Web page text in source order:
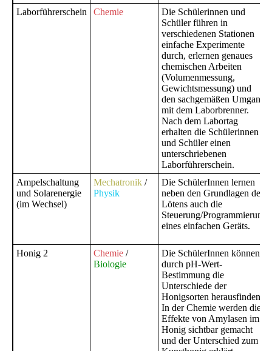
Laborführerschein
Chemie
Die Schülerinnen und
Schüler führen in
verschiedenen Stationen
einfache Experimente
durch, erlernen genaues
chemischen Arbeiten
(Volumenmessung,
Gewichtsmessung) und
den sachgemäßen Umgang
mit dem Laborbrenner.
Nach dem Labortag
erhalten die Schülerinnen
und Schüler einen
unterschriebenen
Laborführerschein.
Ampelschaltung
und Solarenergie
(im Wechsel)
Mechatronik /
Physik
Die SchülerInnen lernen
neben den Grundlagen des
Lötens auch die
Steuerung/Programmierung
eines einfachen Geräts.
Honig 2 Chemie /
Biologie
Die SchülerInnen können
durch pH-Wert-
Bestimmung die
Unterschiede der
Honigsorten herausfinden.
In der Chemie werden die
Effekte von Amylasen im
Honig sichtbar gemacht
und der Unterschied zum